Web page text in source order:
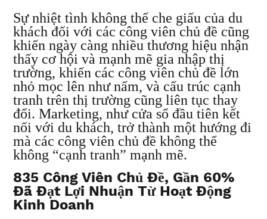
Sự nhiệt tình không thể che giấu của du
khách đối với các công viên chủ đề cũng
khiến ngày càng nhiều thương hiệu nhận
thấy cơ hội và mạnh mẽ gia nhập thị
trường, khiến các công viên chủ đề lớn
nhỏ mọc lên như nấm, và cấu trúc cạnh
tranh trên thị trường cũng liên tục thay
đổi. Marketing, như cửa sổ đầu tiên kết
nối với du khách, trở thành một hướng đi
mà các công viên chủ đề không thể
không “cạnh tranh” mạnh mẽ.
835 Công Viên Chủ Đề, Gần 60%
Đã Đạt Lợi Nhuận Từ Hoạt Động
Kinh Doanh